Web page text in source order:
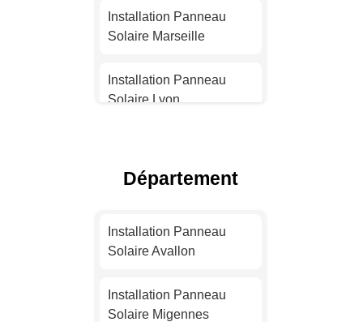
Installation Panneau
Solaire Marseille
Installation Panneau
Solaire Lyon
Solaire Nice
Solaire Nantes
Département
Installation Panneau
Solaire Avallon
Installation Panneau
Solaire Migennes